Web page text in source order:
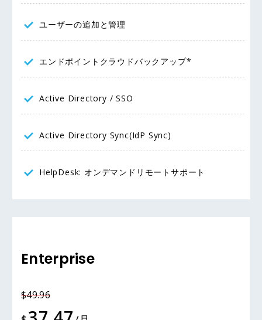
ユーザーの追加と管理
エンドポイントクラウドバックアップ*
Active Directory / SSO
Active Directory Sync(IdP Sync)
HelpDesk: オンデマンドリモートサポート
Enterprise
$49.96